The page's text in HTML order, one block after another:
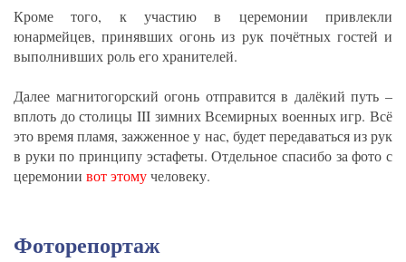
Кроме того, к участию в церемонии привлекли
юнармейцев, принявших огонь из рук почётных гостей и
выполнивших роль его хранителей.
Далее магнитогорский огонь отправится в далёкий путь –
вплоть до столицы III зимних Всемирных военных игр. Всё
это время пламя, зажженное у нас, будет передаваться из рук
в руки по принципу эстафеты. Отдельное спасибо за фото с
церемонии вот этомучеловеку.
Фоторепортаж